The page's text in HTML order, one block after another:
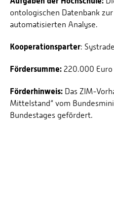
ontologischen Datenbank
automatisierten Analyse.
Kooperationsparter:
Fördersumme: 220.000 Euro
Förderhinweis: Das ZIM-
Mittelstand“ vom
Bundestages gefördert.